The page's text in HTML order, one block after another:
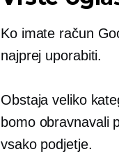
Ko imate račun
najprej uporabiti.
Obstaja veliko
bomo obravnavali
vsako podjetje.